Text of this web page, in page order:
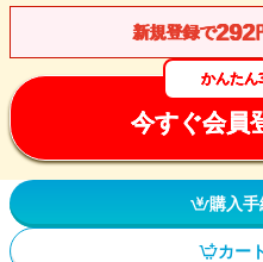
新規登録で292
かんたん
今すぐ会員
購入
カー